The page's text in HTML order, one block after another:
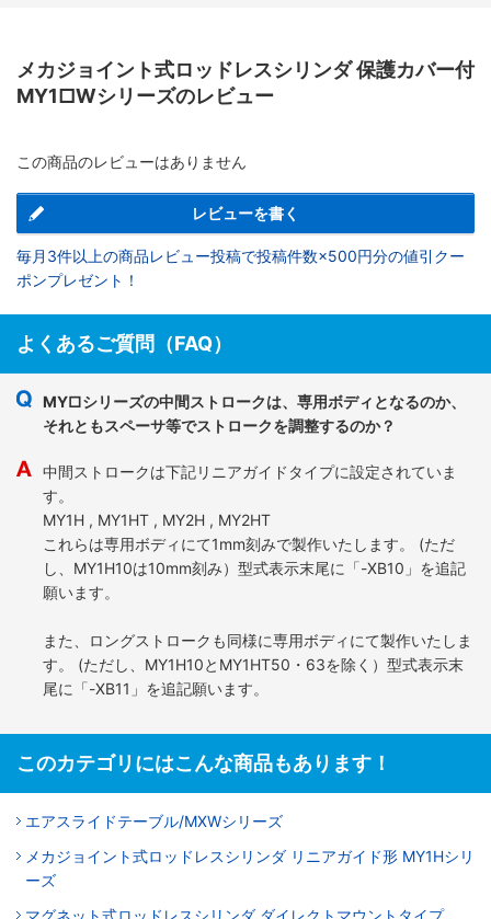
メカジョイント式ロッドレスシリンダ 保護カバー付
MY1□Wシリーズのレビュー
この商品のレビューはありません
レビューを書く
毎月3件以上の商品レビュー投稿で投稿件数×500円分の値引クー
ポンプレゼント！
よくあるご質問（FAQ）
MY□シリーズの中間ストロークは、専用ボディとなるのか、
それともスペーサ等でストロークを調整するのか？
中間ストロークは下記リニアガイドタイプに設定されていま
す。
MY1H , MY1HT , MY2H , MY2HT
これらは専用ボディにて1mm刻みで製作いたします。 (ただ
し、MY1H10は10mm刻み）型式表示末尾に「-XB10」を追記
願います。
また、ロングストロークも同様に専用ボディにて製作いたしま
す。 (ただし、MY1H10とMY1HT50・63を除く）型式表示末
尾に「-XB11」を追記願います。
このカテゴリにはこんな商品もあります！
エアスライドテーブル/MXWシリーズ
メカジョイント式ロッドレスシリンダ リニアガイド形 MY1Hシリ
ーズ
マグネット式ロッドレスシリンダ ダイレクトマウントタイプ